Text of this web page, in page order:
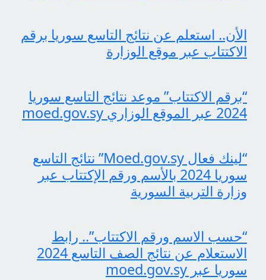
الأن.. استعلم عن نتائج التاسع سوريا برقم
الاكتتاب عبر موقع الوزارة
“برقم الاكتتاب” موعد نتائج التاسع سوريا
2024 عبر الموقع الوزاري moed.gov.sy
“لينك فعال Moed.gov.sy” نتائج التاسع
سوريا 2024 بالأسم ورقم الإكتتاب عبر
وزارة التربية السورية
“حسب الاسم ورقم الاكتتاب”.. رابط
الاستعلام عن نتائج الصف التاسع 2024
سوريا عبر moed.gov.sy